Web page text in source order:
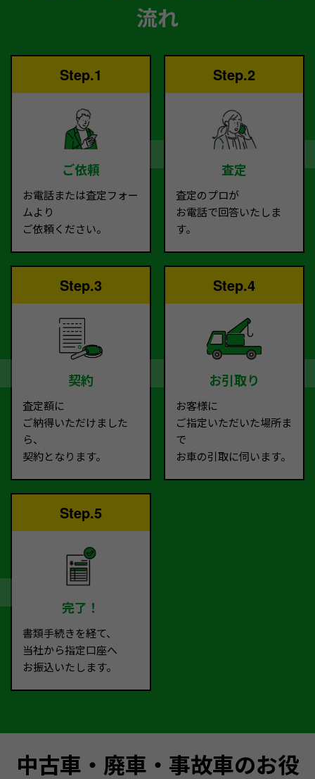
流れ
Step.1
ご依頼
お電話または査定フォー
ムより
ご依頼ください。
Step.2
査定
査定のプロが
お電話で回答いたしま
す。
Step.3
契約
査定額に
ご納得いただけました
ら、
契約となります。
Step.4
お引取り
お客様に
ご指定いただいた場所ま
で
お車の引取に伺います。
Step.5
完了！
書類手続きを経て、
当社から指定口座へ
お振込いたします。
中古車・廃車・事故車のお役